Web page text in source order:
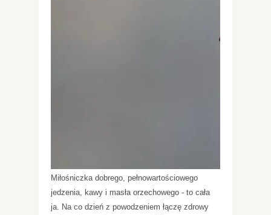
Miłośniczka dobrego, pełnowartościowego
jedzenia, kawy i masła orzechowego - to cała
ja. Na co dzień z powodzeniem łączę zdrowy